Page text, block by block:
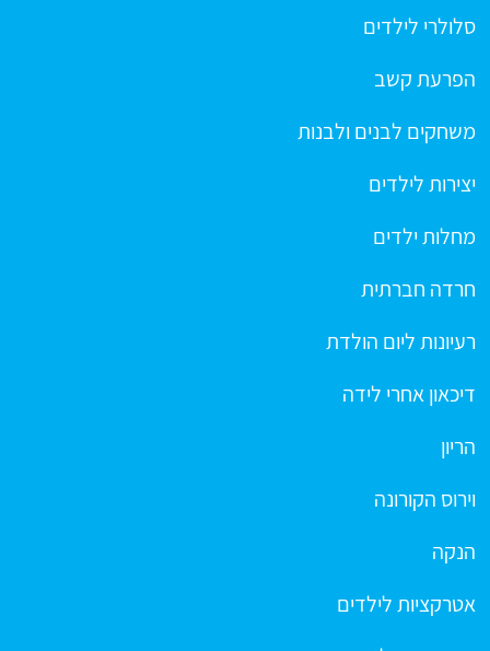
סלולרי לילדים
הפרעת קשב
משחקים לבנים ולבנות
יצירות לילדים
מחלות ילדים
חרדה חברתית
רעיונות ליום הולדת
דיכאון אחרי לידה
הריון
וירוס הקורונה
הנקה
אטרקציות לילדים